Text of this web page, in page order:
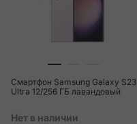
Смартфон Samsung Galaxy S23
Ultra 12/256 ГБ лавандовый
Нет в наличии